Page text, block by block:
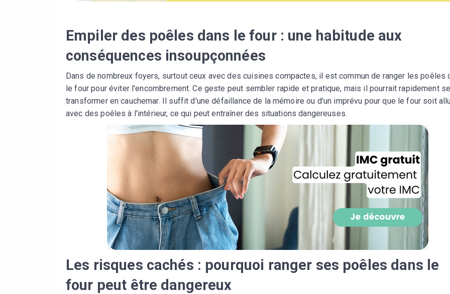
Empiler des poêles dans le four : une habitude aux
conséquences insoupçonnées
Dans de nombreux foyers, surtout ceux avec des cuisines compactes, il est commun de ranger les poêles
le four pour éviter l'encombrement. Ce geste peut sembler rapide et pratique, mais il pourrait rapidement se
transformer en cauchemar. Il suffit d'une défaillance de la mémoire ou d’un imprévu pour que le four soit
avec des poêles à l'intérieur, ce qui peut entraîner des situations dangereuses.
Les risques cachés : pourquoi ranger ses poêles dans le
four peut être dangereux
Recevez gratuitement
!
Ainsi que la newsletter
CROQ.
Je consens à ce que la société
Prisma Players analyse le taux
des courriels pour mesurer et
performances des campagnes.
pourrons savoir si vous ouvrez les
l'heure à laquelle vous le faites ainsi
des informations sur le terminal que
utilisez. Pour en savoir plus sur ces
voir notrepolitique de confidentialité
Je reçois mon cadeau !
Votre adresse email sera utilisée par Digital Prisma